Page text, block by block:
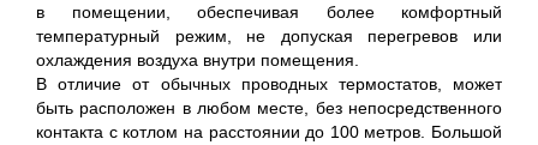
в помещении, обеспечивая более комфортный
температурный режим, не допуская перегревов или
охлаждения воздуха внутри помещения.
В отличие от обычных проводных термостатов, может
быть расположен в любом месте, без непосредственного
контакта с котлом на расстоянии до 100 метров. Большой